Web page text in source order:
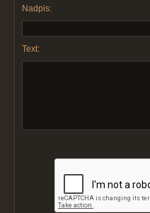
Nadpis:
Text: